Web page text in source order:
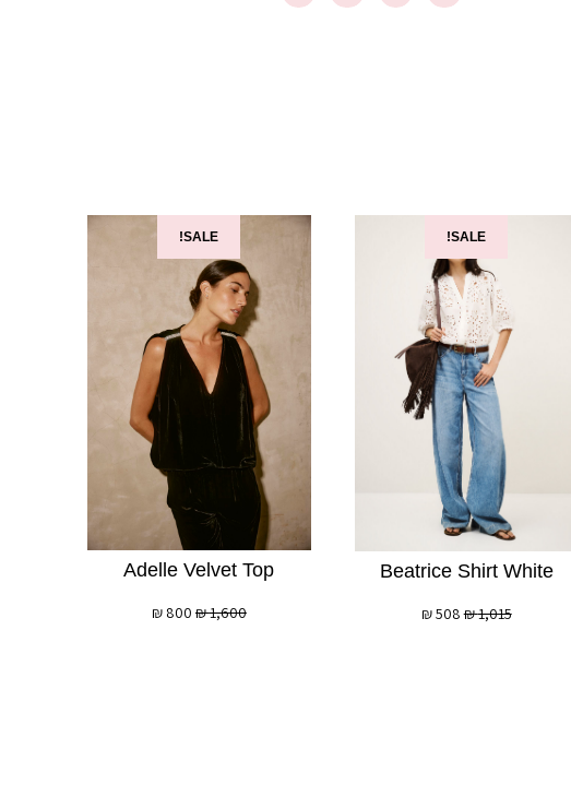
SALE!
Beatrice Shirt White
1,015
₪
508
₪
SALE!
Adelle Velvet Top
1,600
₪
800
₪